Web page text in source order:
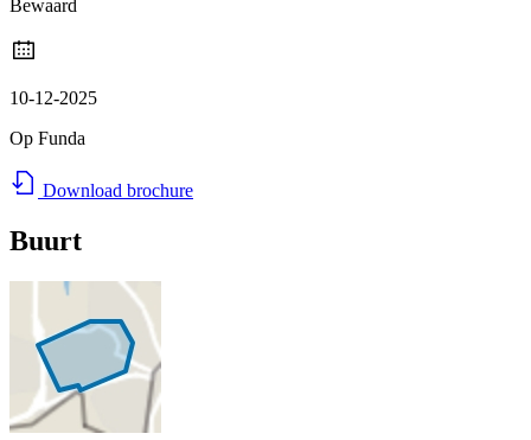
Bewaard
10-12-2025
Op Funda
Download brochure
Buurt